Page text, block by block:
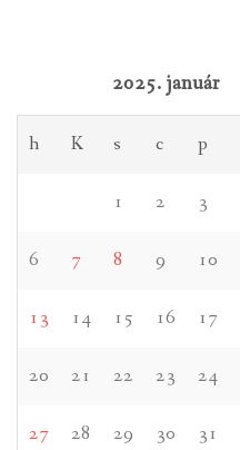
2025. január
h K s c p
1 2 3
6 7 8 9 10
13 14 15 16 17
20 21 22 23 24
27 28 29 30 31